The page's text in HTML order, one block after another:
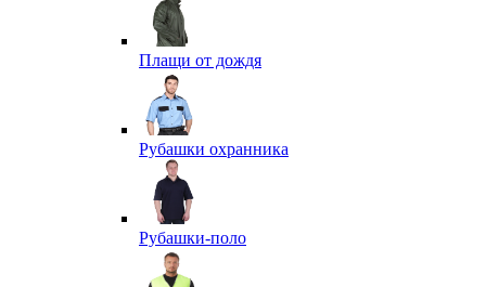
Плащи от дождя
Рубашки охранника
Рубашки-поло